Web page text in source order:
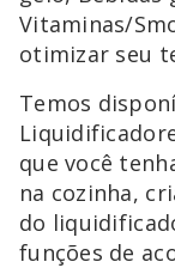
Vitaminas/
otimizar seu
Temos
que você
na cozinha,
do
funções de